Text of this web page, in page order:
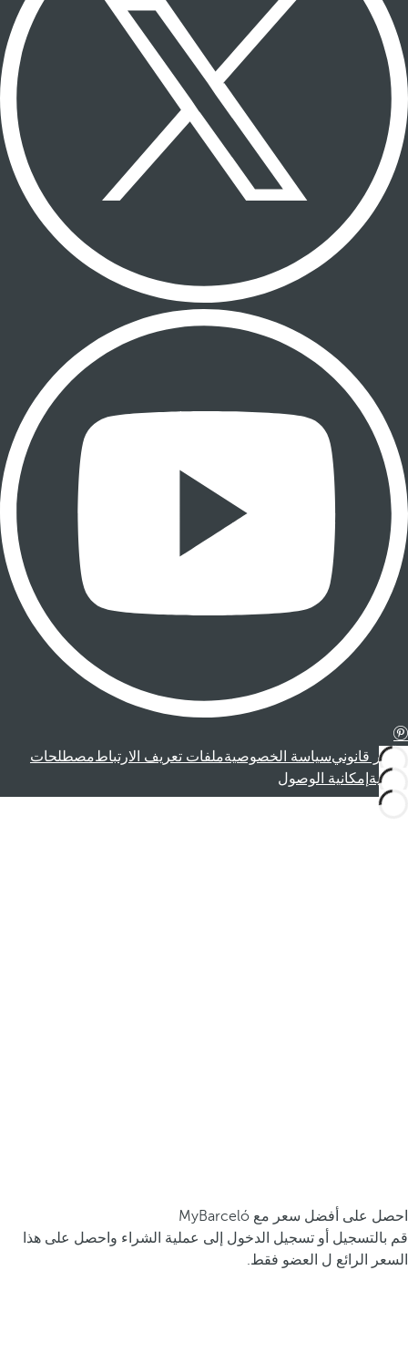
إشعار قانونيسياسة الخصوصيةملفات تعريف الارتباطمصطلحات
قانونية إمكانية الوصول
احصل على أفضل سعر مع MyBarceló
قم بالتسجيل أو تسجيل الدخول إلى عملية الشراء واحصل على هذا
السعر الرائع ل العضو فقط.